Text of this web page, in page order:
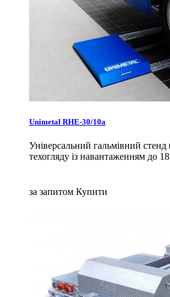
Unimetal RHE-30/10a
Універсальний гальмівний стенд
техогляду із навантаженням до
за запитом Купити